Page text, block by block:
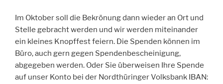
Im Oktober soll die Bekrönung dann wieder an Ort und
Stelle gebracht werden und wir werden miteinander
ein kleines Knopffest feiern. Die Spenden können im
Büro, auch gern gegen Spendenbescheinigung,
abgegeben werden. Oder Sie überweisen Ihre Spende
auf unser Konto bei der Nordthüringer Volksbank IBAN: